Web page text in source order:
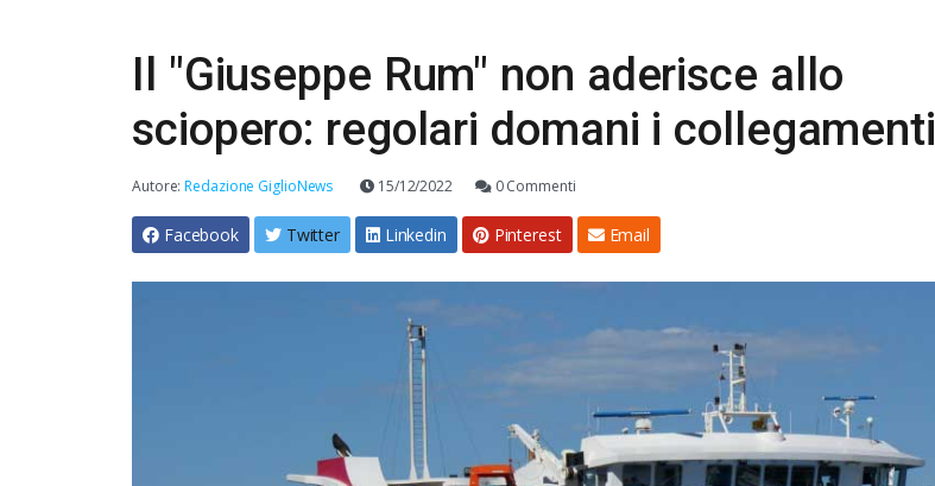
Il "Giuseppe Rum" non aderisce allo
sciopero: regolari domani i collegamenti
Autore:Redazione GiglioNews 15/12/2022 0 Commenti
Facebook Twitter Linkedin Pinterest Email